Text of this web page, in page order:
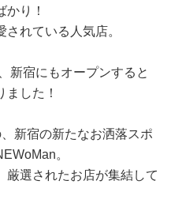
り！
れている人気店。
新宿にもオープンすると
した！
新宿の新たなお洒落スポ
。
厳選されたお店が集結して